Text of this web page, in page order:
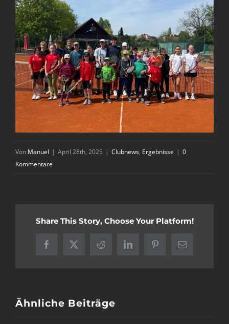
Von Manuel | April 28th, 2025 | Clubnews, Ergebnisse | 0
Kommentare
Share This Story, Choose Your Platform!
Facebook
X Reddit LinkedInPinterest
E-
Ähnliche Beiträge